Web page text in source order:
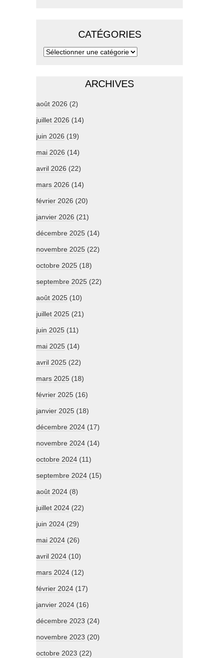
CATÉGORIES
ARCHIVES
août 2026 (2)
juillet 2026 (14)
juin 2026 (19)
mai 2026 (14)
avril 2026 (22)
mars 2026 (14)
février 2026 (20)
janvier 2026 (21)
décembre 2025 (14)
novembre 2025 (22)
octobre 2025 (18)
septembre 2025 (22)
août 2025 (10)
juillet 2025 (21)
juin 2025 (11)
mai 2025 (14)
avril 2025 (22)
mars 2025 (18)
février 2025 (16)
janvier 2025 (18)
décembre 2024 (17)
novembre 2024 (14)
octobre 2024 (11)
septembre 2024 (15)
août 2024 (8)
juillet 2024 (22)
juin 2024 (29)
mai 2024 (26)
avril 2024 (10)
mars 2024 (12)
février 2024 (17)
janvier 2024 (16)
décembre 2023 (24)
novembre 2023 (20)
octobre 2023 (22)